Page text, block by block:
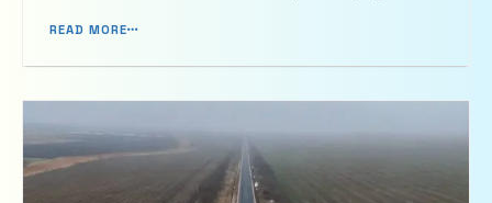
mesaje promițătoare pentru 2024. De asemene...
READ MORE